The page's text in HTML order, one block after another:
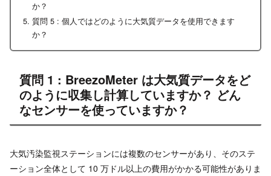
か？
質問 5 : 個人ではどのように大気質データを使用できます
か？
質問 1 : BreezoMeter は大気質データをど
のように収集し計算していますか？ どん
なセンサーを使っていますか？
大気汚染監視ステーションには複数のセンサーがあり、そのステ
ーション全体として 10 万ドル以上の費用がかかる可能性がありま